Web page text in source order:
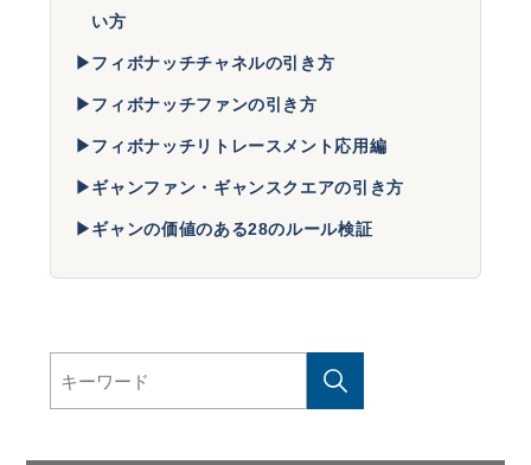
い方
▶フィボナッチチャネルの引き方
▶フィボナッチファンの引き方
▶フィボナッチリトレースメント応用編
▶ギャンファン・ギャンスクエアの引き方
▶ギャンの価値のある28のルール検証